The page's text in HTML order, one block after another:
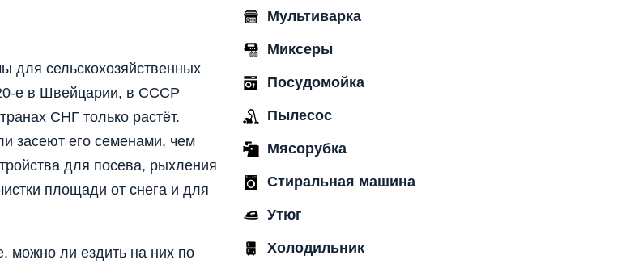
для сельскохозяйственных
е в Швейцарии, в СССР
СНГ только растёт.
засеют его семенами, чем
для посева, рыхления
площади от снега и для
можно ли ездить на них по
Мультиварка
Миксеры
Посудомойка
Пылесос
Мясорубка
Стиральная машина
Утюг
Холодильник